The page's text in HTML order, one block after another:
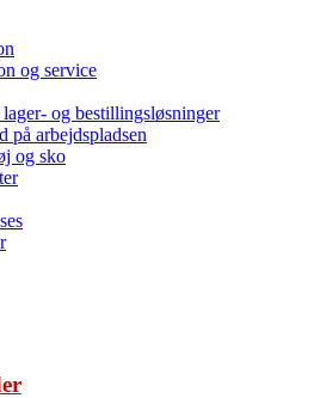
og service
og bestillingsløsninger
på arbejdspladsen
og sko